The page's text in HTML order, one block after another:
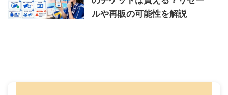
ルや再販の可能性を解説